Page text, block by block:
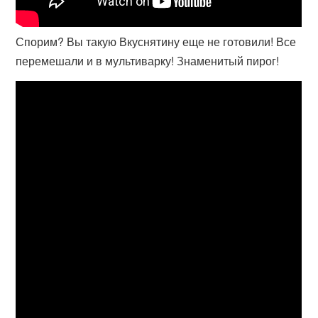
Спорим? Вы такую Вкуснятину еще не готовили! Все
перемешали и в мультиварку! Знаменитый пирог!